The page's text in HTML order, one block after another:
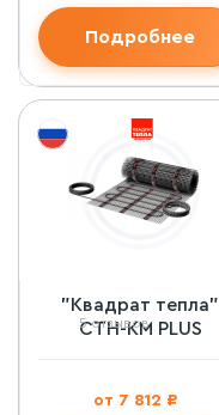
Подробнее
5 отзывов
"Квадрат тепла"
СТН-КМ PLUS
от 7 812 ₽